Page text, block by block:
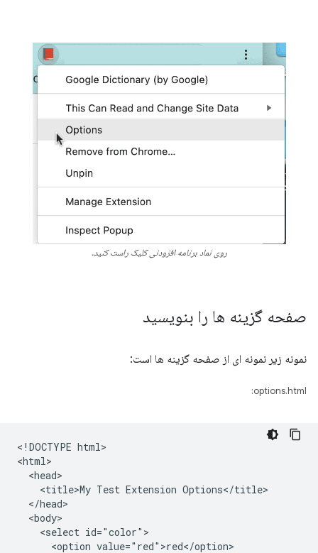
روی نماد برنامه افزودنی کلیک راست کنید.
صفحه گزینه ها را بنویسید
نمونه زیر نمونه ای از صفحه گزینه ها است:
options.html:
<!DOCTYPE html>
<html>
  <head>
    <title>My Test Extension Options</title>
  </head>
  <body>
    <select id="color">
      <option value="red">red</option>